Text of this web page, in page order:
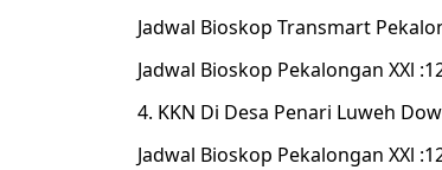
Jadwal Bioskop Transmart
Jadwal Bioskop Pekalongan XXl
KKN Di Desa Penari Luweh
Jadwal Bioskop Pekalongan XXl